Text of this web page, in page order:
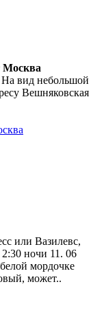
Москва
На вид небольшой
Вешняковская
или Вазилевс,
ночи 11. 06
мордочке
может..